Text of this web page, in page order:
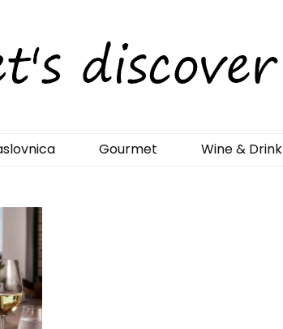
Gourmet Wine & Drink